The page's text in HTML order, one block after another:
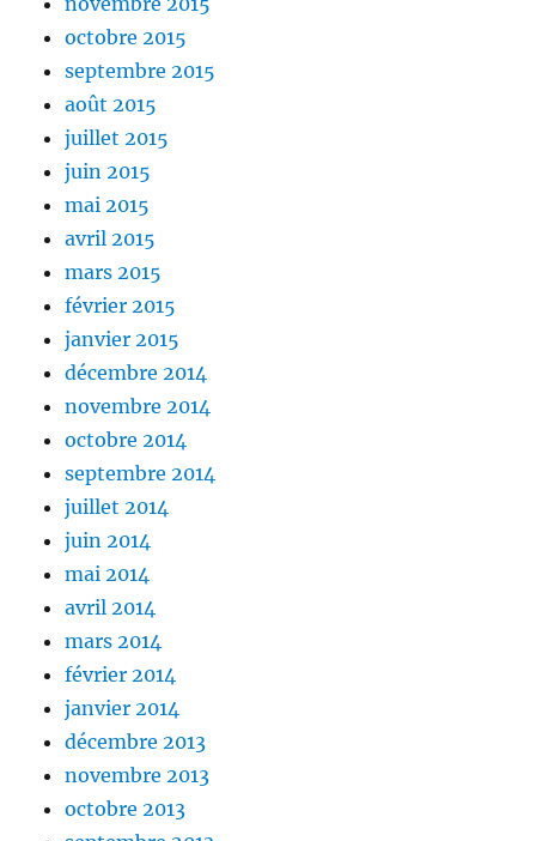
octobre 2015
septembre 2015
août 2015
juillet 2015
juin 2015
mai 2015
avril 2015
mars 2015
février 2015
janvier 2015
décembre 2014
novembre 2014
octobre 2014
septembre 2014
juillet 2014
juin 2014
mai 2014
avril 2014
mars 2014
février 2014
janvier 2014
décembre 2013
novembre 2013
octobre 2013